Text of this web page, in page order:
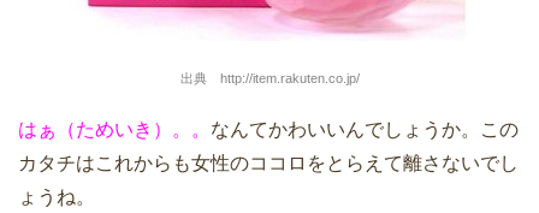
出典 http://item.rakuten.co.jp/
はぁ（ためいき）。。 なんてかわいいんでしょうか。この
カタチはこれからも女性のココロをとらえて離さないでし
ょうね。